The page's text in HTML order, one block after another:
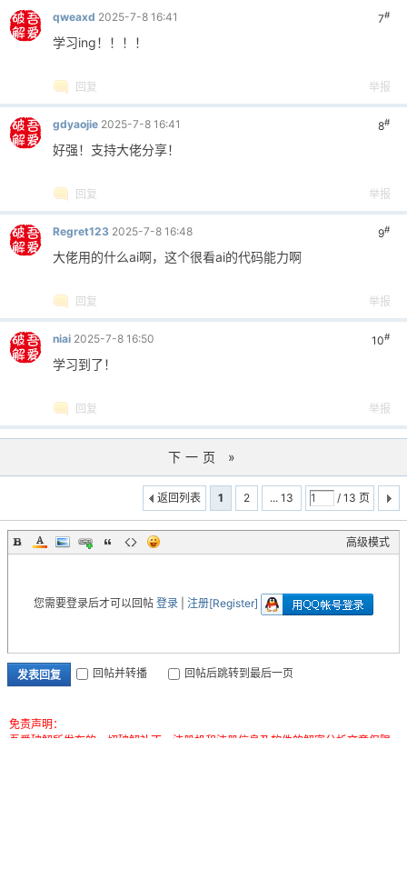
7#
qweaxd 2025-7-8 16:41
学习ing！！！！
回复 举报
8#
gdyaojie 2025-7-8 16:41
好强！支持大佬分享！
回复 举报
9#
Regret123 2025-7-8 16:48
大佬用的什么ai啊，这个很看ai的代码能力啊
回复 举报
10#
niai 2025-7-8 16:50
学习到了！
回复 举报
下一页 »
1 2 ... 13 / 13 页
返回列表
高级模式
您需要登录后才可以回帖 登录 注册[Register]
发表回复 回帖并转播 回帖后跳转到最后一页
免责声明：
吾爱破解所发布的一切破解补丁、注册机和注册信息及软件的解密分析文章仅限